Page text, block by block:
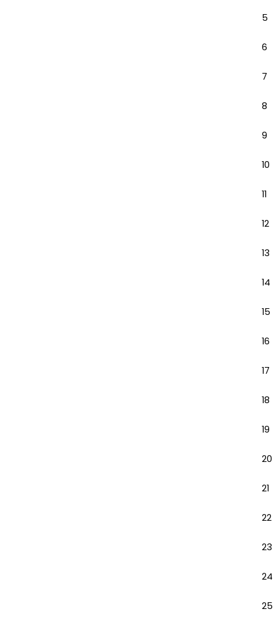
5
6
7
8
9
10
11
12
13
14
15
16
17
18
19
20
21
22
23
24
25